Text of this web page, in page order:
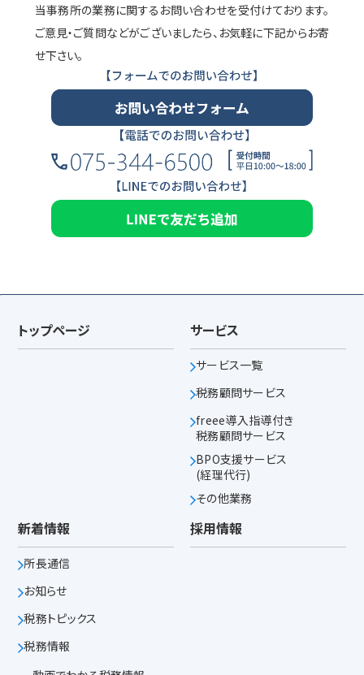
当事務所の業務に関するお問い合わせを受付けております。
ご意見・ご質問などがございましたら、お気軽に下記からお寄
せ下さい。
トップページ サービス
サービス一覧
税務顧問サービス
freee導入指導付き
税務顧問サービス
BPO支援サービス
(経理代行)
その他業務
新着情報
所長通信
お知らせ
税務トピックス
税務情報
採用情報